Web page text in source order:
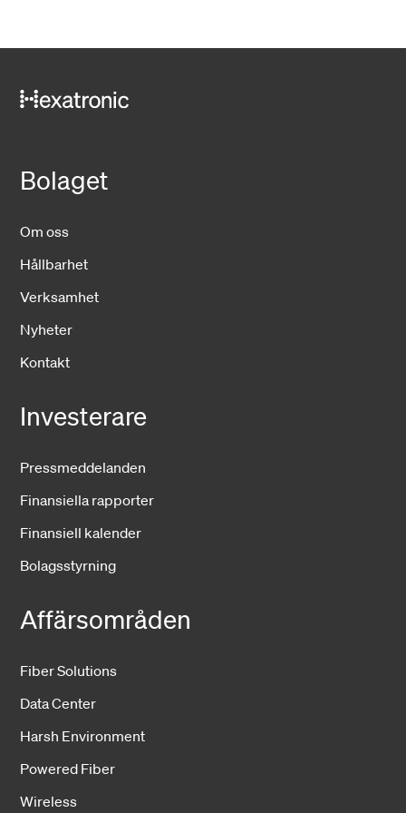
Bolaget
Om oss
Hållbarhet
Verksamhet
Nyheter
Kontakt
Investerare
Pressmeddelanden
Finansiella rapporter
Finansiell kalender
Bolagsstyrning
Affärsområden
Fiber Solutions
Data Center
Harsh Environment
Powered Fiber
Wireless